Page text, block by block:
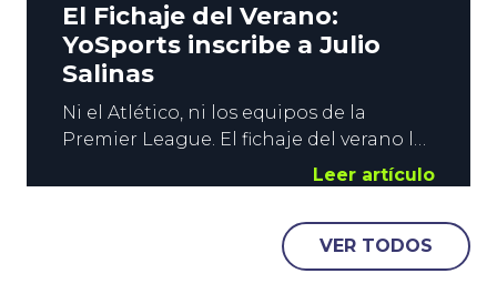
El Fichaje del Verano:
YoSports inscribe a Julio
Salinas
Ni el Atlético, ni los equipos de la
Premier League. El fichaje del verano lo
ha hecho YoSports, y es un delantero de
los que siembran el terror en los
adversarios. Julio Salinas es la nueva
incorporación de la temporada, y que
nadie se preocupe, está inscrito para
Leer artículo
VER TODOS